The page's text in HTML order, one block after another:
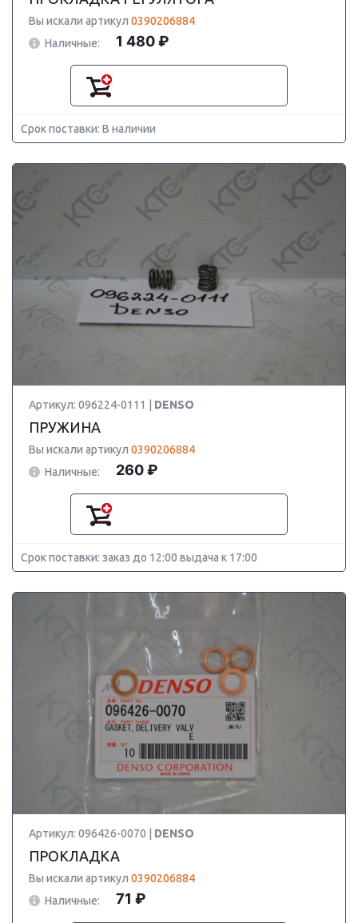
Вы искали артикул 0390206884
Наличные:
1 480 ₽
Срок поставки: В наличии
Артикул: 096224-0111 | DENSO
ПРУЖИНА
Вы искали артикул 0390206884
Наличные:
260 ₽
Срок поставки: заказ до 12:00 выдача к 17:00
Артикул: 096426-0070 | DENSO
ПРОКЛАДКА
Вы искали артикул 0390206884
Наличные:
71 ₽